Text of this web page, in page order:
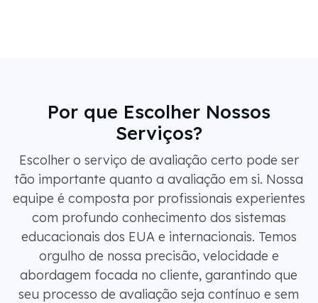
Por que Escolher Nossos
Serviços?
Escolher o serviço de avaliação certo pode ser
tão importante quanto a avaliação em si. Nossa
equipe é composta por profissionais experientes
com profundo conhecimento dos sistemas
educacionais dos EUA e internacionais. Temos
orgulho de nossa precisão, velocidade e
abordagem focada no cliente, garantindo que
seu processo de avaliação seja contínuo e sem